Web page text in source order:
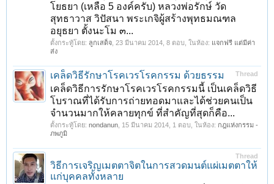
โยธยา (เหลือ 5 องค์ครับ) หลวงพ่อรักษ์ วัด
สุทธาวาส วิปัสนา พระเกจิผู้สร้างพุทธมณฑล
อยุธยา ตั้งนะโม ๓...
ตั้งกระทู้โดย: ลูกเสด็จ 23 มีนาคม 2014 , 8 ตอบ, ในห้อง: แจกฟรี แต่มีค่า
ส่ง
Thread
เคล็ดวิธีรักษาโรคเวรโรคกรรม ด้วยธรรม
เคล็ดวิธีการรักษาโรคเวรโรคกรรมนี้ เป็นเคล็ดวิธี
โบราณที่ได้รับการถ่ายทอดมาและได้ช่วยคนเป็น
จำนวนมากให้คลายทุกข์ ที่สำคัญที่สุดก็คือ...
ตั้งกระทู้โดย: nondanun 15 มีนาคม 2014 , 1 ตอบ, ในห้อง: กฎแห่งกรรม -
ภพภูมิ
Thread
วิธีการเจริญเมตตาจิตในการสวดมนต์แผ่เมตตาให้
แก่บุคคลทั้งหลาย